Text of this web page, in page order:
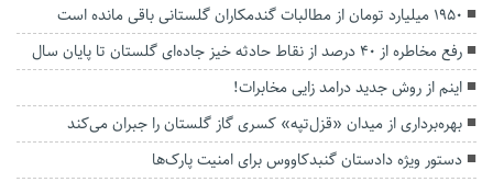
۱۹۵۰ میلیارد تومان از مطالبات گندمکاران گلستانی باقی مانده است
رفع مخاطره از ۴۰ درصد از نقاط حادثه خیز جاده‌ای گلستان تا پایان سال
اینم از روش جدید درامد زایی مخابرات!
بهره‌برداری از میدان «قزل‌تپه» کسری گاز گلستان را جبران می‌کند
دستور ویژه دادستان گنبدکاووس برای امنیت پارک‌ها